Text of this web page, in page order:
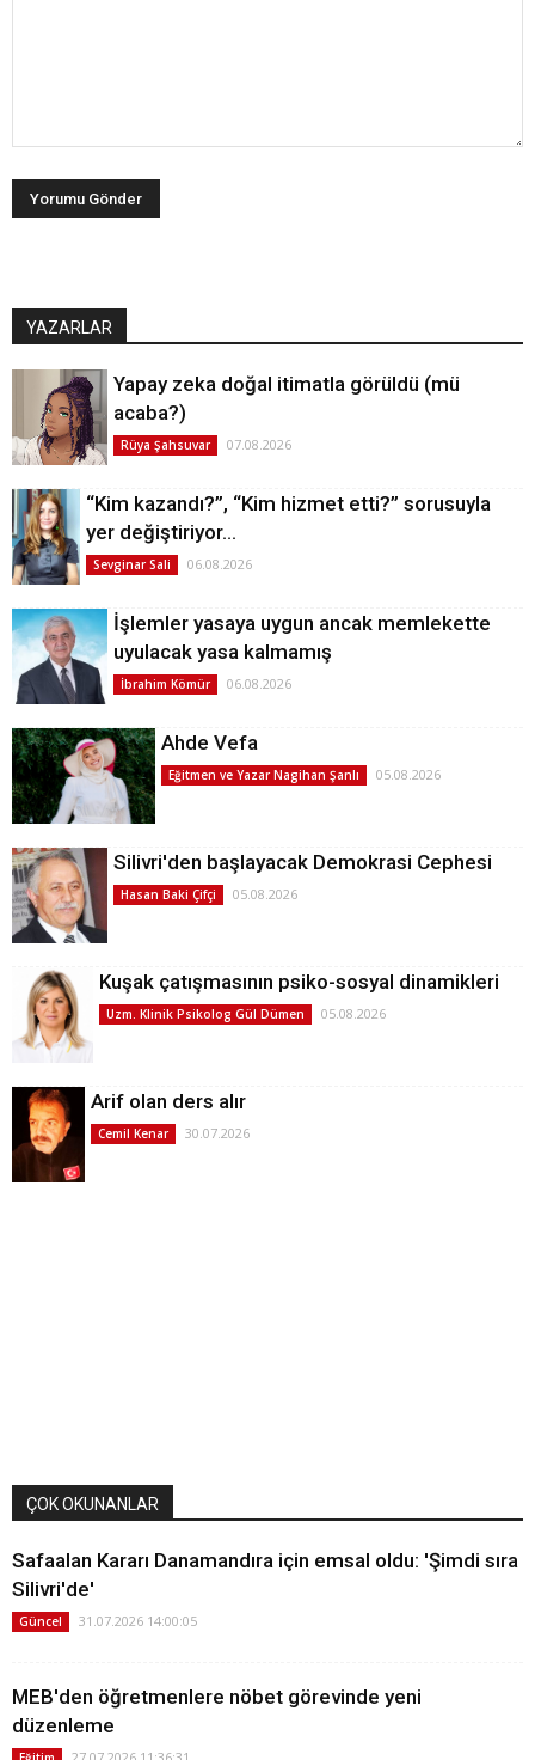
YAZARLAR
Yapay zeka doğal itimatla görüldü (mü
acaba?)
Rüya Şahsuvar 07.08.2026
“Kim kazandı?”, “Kim hizmet etti?” sorusuyla
yer değiştiriyor…
Sevginar Sali 06.08.2026
İşlemler yasaya uygun ancak memlekette
uyulacak yasa kalmamış
İbrahim Kömür 06.08.2026
Ahde Vefa
Eğitmen ve Yazar Nagihan Şanlı 05.08.2026
Silivri'den başlayacak Demokrasi Cephesi
Hasan Baki Çifçi 05.08.2026
Kuşak çatışmasının psiko-sosyal dinamikleri
Uzm. Klinik Psikolog Gül Dümen 05.08.2026
Arif olan ders alır
Cemil Kenar 30.07.2026
ÇOK OKUNANLAR
Safaalan Kararı Danamandıra için emsal oldu: 'Şimdi sıra
Silivri'de'
Güncel 31.07.2026 14:00:05
MEB'den öğretmenlere nöbet görevinde yeni
düzenleme